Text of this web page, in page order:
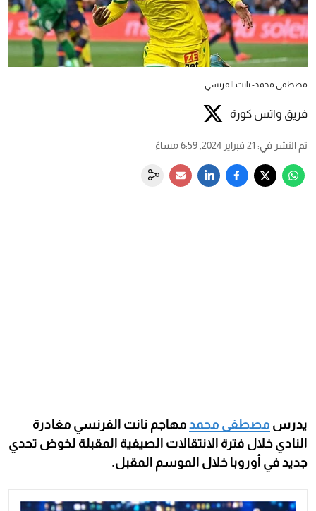
مصطفى محمد- نانت الفرنسي
فريق واتس كورة
تم النشر في: 21 فبراير 2024, 6:59 مساءً
يدرس مصطفى محمد مهاجم نانت الفرنسي مغادرة
النادي خلال فترة الانتقالات الصيفية المقبلة لخوض تحدي
جديد في أوروبا خلال الموسم المقبل.